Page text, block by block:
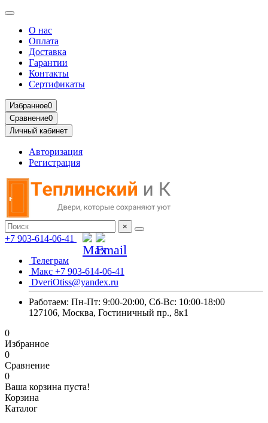
О нас
Оплата
Доставка
Гарантии
Контакты
Сертификаты
Избранное0
Сравнение0
Личный кабинет
Авторизация
Регистрация
×
+7 903-614-06-41
Телеграм
Макс +7 903-614-06-41
DveriOtiss@yandex.ru
Работаем: Пн-Пт: 9:00-20:00, Сб-Вс: 10:00-18:00
127106, Москва, Гостиничный пр., 8к1
0
Избранное
0
Сравнение
0
Ваша корзина пуста!
Корзина
Каталог